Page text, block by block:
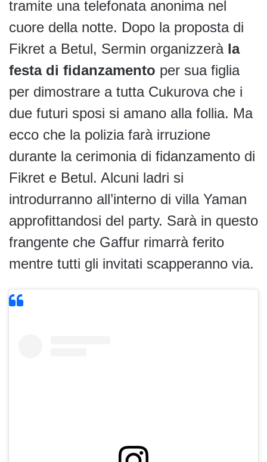
tramite una telefonata anonima nel
cuore della notte. Dopo la proposta di
Fikret a Betul, Sermin organizzeràla
festa di fidanzamento per sua figlia
per dimostrare a tutta Cukurova che i
due futuri sposi si amano alla follia. Ma
ecco che la polizia farà irruzione
durante la cerimonia di fidanzamento di
Fikret e Betul. Alcuni ladri si
introdurranno all’interno di villa Yaman
approfittandosi del party. Sarà in questo
frangente che Gaffur rimarrà ferito
mentre tutti gli invitati scapperanno via.